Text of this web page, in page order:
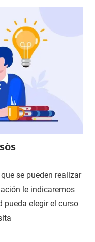
se pueden realizar
le indicaremos
pueda elegir el curso